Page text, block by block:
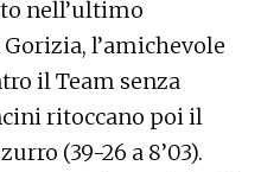
nell’ultimo
l’amichevole
il Team senza
ritoccano poi il
(39-26 a 8’03).